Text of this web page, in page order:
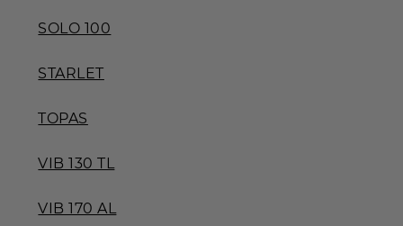
SOLO 100
STARLET
TOPAS
VIB 130 TL
VIB 170 AL